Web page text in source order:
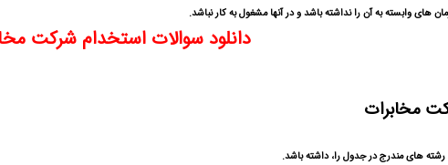
وابسته به آن را نداشته باشد و در آنها مشغول به کار نباشد.
دانلود سوالات استخدام شرکت
مخابرات
های مندرج در جدول را، داشته باشد.